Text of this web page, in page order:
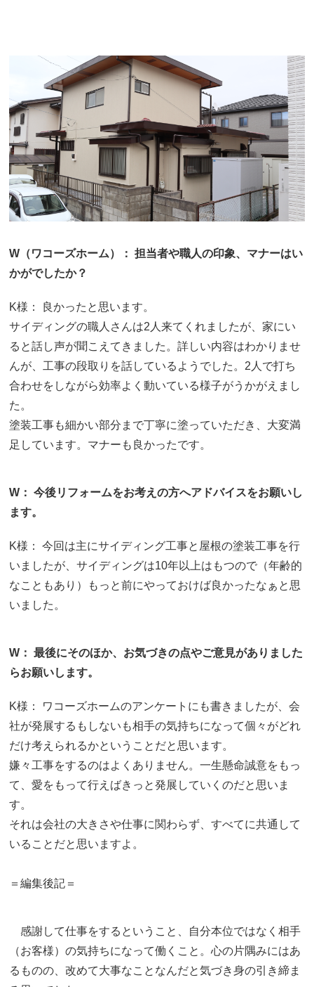
W（ワコーズホーム）： 担当者や職人の印象、マナーはい
かがでしたか？
K様： 良かったと思います。
サイディングの職人さんは2人来てくれましたが、家にい
ると話し声が聞こえてきました。詳しい内容はわかりませ
んが、工事の段取りを話しているようでした。2人で打ち
合わせをしながら効率よく動いている様子がうかがえまし
た。
塗装工事も細かい部分まで丁寧に塗っていただき、大変満
足しています。マナーも良かったです。
W： 今後リフォームをお考えの方へアドバイスをお願いし
ます。
K様： 今回は主にサイディング工事と屋根の塗装工事を行
いましたが、サイディングは10年以上はもつので（年齢的
なこともあり）もっと前にやっておけば良かったなぁと思
いました。
W： 最後にそのほか、お気づきの点やご意見がありました
らお願いします。
K様： ワコーズホームのアンケートにも書きましたが、会
社が発展するもしないも相手の気持ちになって個々がどれ
だけ考えられるかということだと思います。
嫌々工事をするのはよくありません。一生懸命誠意をもっ
て、愛をもって行えばきっと発展していくのだと思いま
す。
それは会社の大きさや仕事に関わらず、すべてに共通して
いることだと思いますよ。
＝編集後記＝
感謝して仕事をするということ、自分本位ではなく相手
（お客様）の気持ちになって働くこと。心の片隅みにはあ
るものの、改めて大事なことなんだと気づき身の引き締ま